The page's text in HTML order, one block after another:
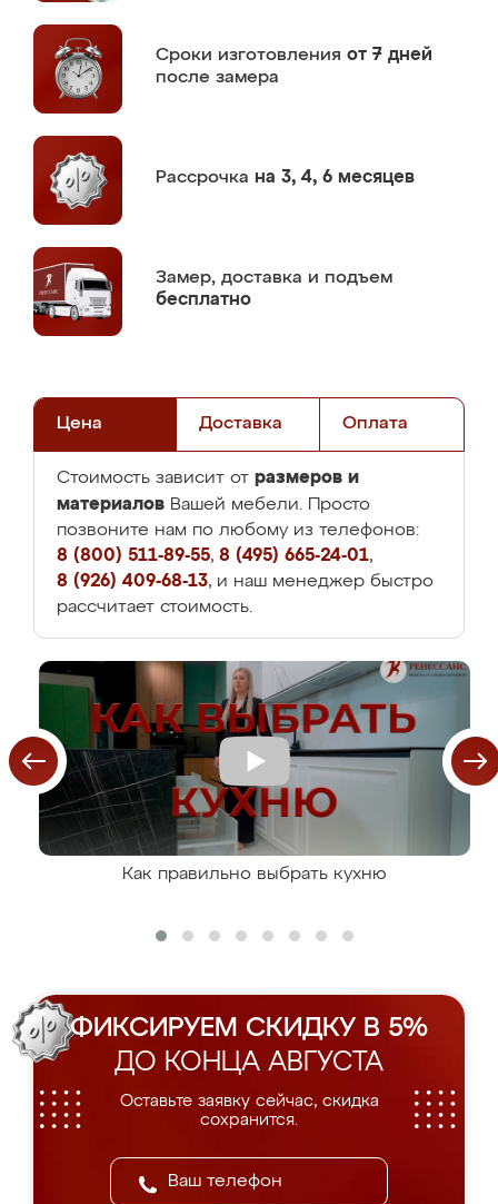
Сроки изготовления от 7 дней
после замера
Рассрочка на 3, 4, 6 месяцев
Замер, доставка и подъем
бесплатно
Цена Доставка Оплата
Стоимость зависит от размеров и
материалов Вашей мебели. Просто
позвоните нам по любому из телефонов:
8 (800) 511-89-55, 8 (495) 665-24-01,
8 (926) 409-68-13, и наш менеджер быстро
рассчитает стоимость.
Как правильно выбрать кухню
ФИКСИРУЕМ СКИДКУ В 5%
ДО КОНЦА АВГУСТА
Оставьте заявку сейчас, скидка
сохранится.